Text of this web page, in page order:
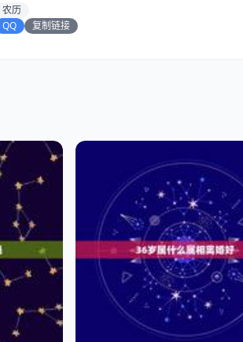
农历
QQ 复制链接